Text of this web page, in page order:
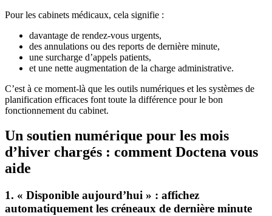
Pour les cabinets médicaux, cela signifie :
davantage de rendez-vous urgents,
des annulations ou des reports de dernière minute,
une surcharge d’appels patients,
et une nette augmentation de la charge administrative.
C’est à ce moment-là que les outils numériques et les systèmes de
planification efficaces font toute la différence pour le bon
fonctionnement du cabinet.
Un soutien numérique pour les mois
d’hiver chargés : comment Doctena vous
aide
1. « Disponible aujourd’hui » : affichez
automatiquement les créneaux de dernière minute